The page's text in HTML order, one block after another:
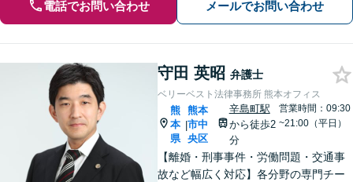
電話でお問い合わせ メールでお問い合わせ
守田 英昭 弁護士
ベリーベスト法律事務所 熊本オフィス
熊
本
県
|
熊本
市中
央区
辛島町駅
から徒歩2
分
営業時間：09:30
~21:00（平日）
【離婚・刑事事件・労働問題・交通事
故など幅広く対応】各分野の専門チー